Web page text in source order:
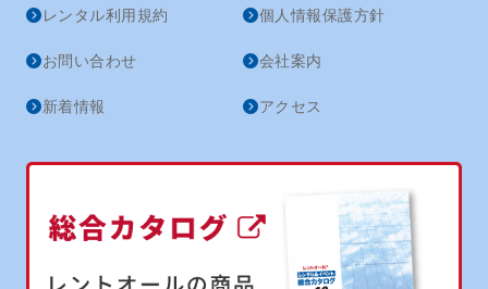
レンタル利用規約 個人情報保護方針
お問い合わせ 会社案内
新着情報 アクセス